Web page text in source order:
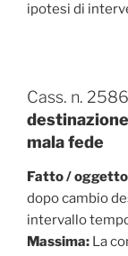
ipotesi di
Cass. n.
mala fede
Fatto /
dopo cambio
intervallo
Massima: La